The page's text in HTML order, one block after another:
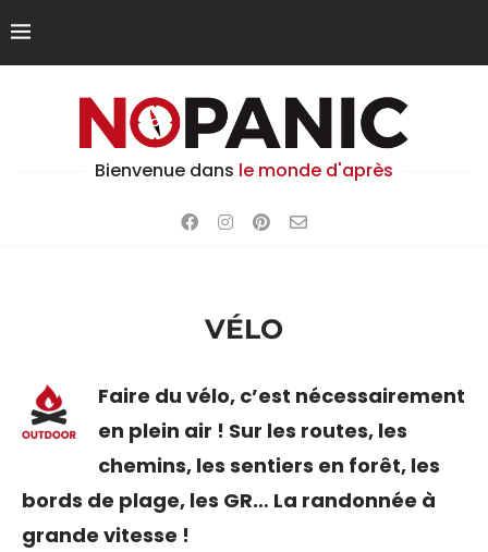
Bienvenue dans le monde d'après
VÉLO
Faire du vélo, c’est nécessairement
en plein air ! Sur les routes, les
chemins, les sentiers en forêt, les
bords de plage, les GR… La randonnée à
grande vitesse !